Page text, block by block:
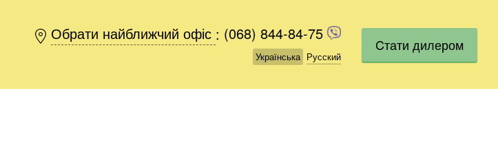
Обрати найближчий офіс (068) 844-84-75
Українська Русский
Обрати найближчий офіс : (068) 844-84-75
Українська Русский
Cтати дилером